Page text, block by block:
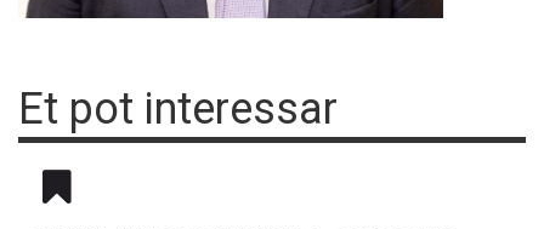
Et pot interessar